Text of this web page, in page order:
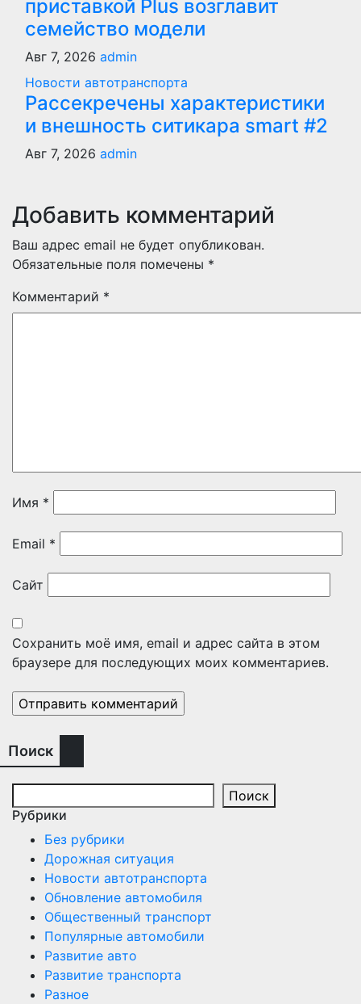
приставкой Plus возглавит
семейство модели
Авг 7, 2026 admin
Новости автотранспорта
Рассекречены характеристики
и внешность ситикара smart #2
Авг 7, 2026 admin
Добавить комментарий
Ваш адрес email не будет опубликован.
Обязательные поля помечены *
Комментарий *
Имя *
Email *
Сайт
Сохранить моё имя, email и адрес сайта в этом
браузере для последующих моих комментариев.
Поиск
Поиск
Рубрики
Без рубрики
Дорожная ситуация
Новости автотранспорта
Обновление автомобиля
Общественный транспорт
Популярные автомобили
Развитие авто
Развитие транспорта
Разное